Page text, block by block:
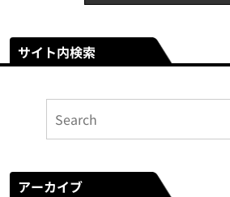
サイト内検索
アーカイブ